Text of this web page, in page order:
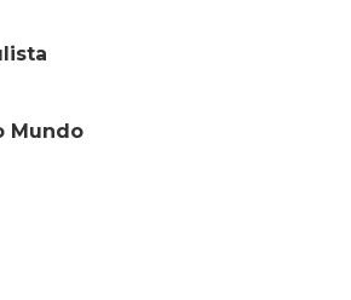
Mundo